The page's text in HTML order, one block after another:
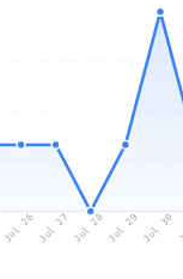
Jul 26Jul 27 Jul 28Jul 29 Jul 30